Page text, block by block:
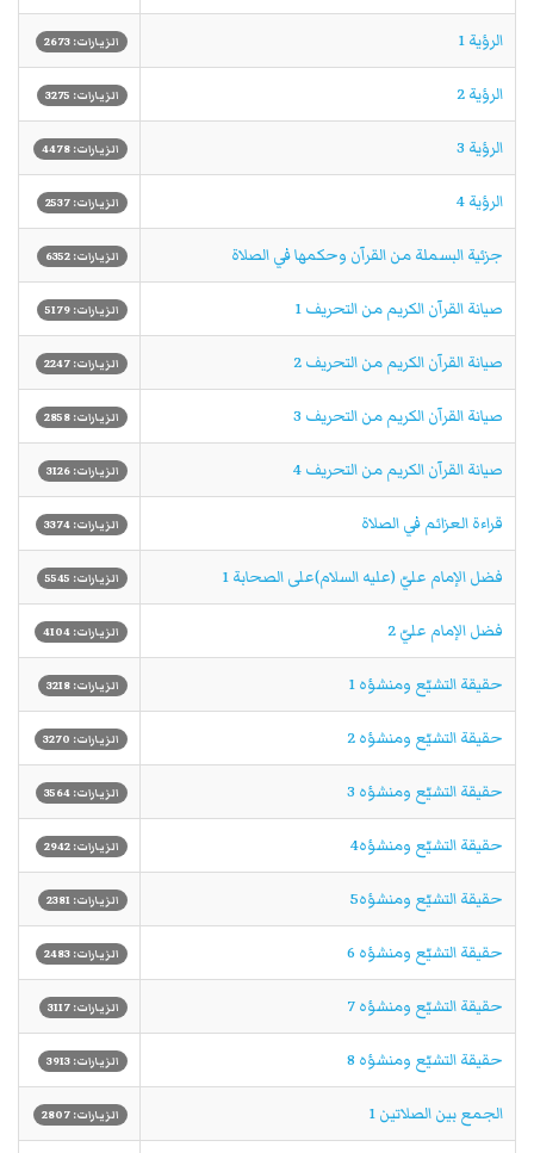
الرؤية 1 الزيارات: 2673
الرؤية 2 الزيارات: 3275
الرؤية 3 الزيارات: 4478
الرؤية 4 الزيارات: 2537
جزئية البسملة من القرآن وحكمها في الصلاة الزيارات: 6352
صيانة القرآن الكريم من التحريف 1 الزيارات: 5179
صيانة القرآن الكريم من التحريف 2 الزيارات: 2247
صيانة القرآن الكريم من التحريف 3 الزيارات: 2858
صيانة القرآن الكريم من التحريف 4 الزيارات: 3126
قراءة العزائم في الصلاة الزيارات: 3374
فضل الإمام عليّ (عليه السلام)على الصحابة 1 الزيارات: 5545
فضل الإمام عليّ 2 الزيارات: 4104
حقيقة التشيّع ومنشؤه 1 الزيارات: 3218
حقيقة التشيّع ومنشؤه 2 الزيارات: 3270
حقيقة التشيّع ومنشؤه 3 الزيارات: 3564
حقيقة التشيّع ومنشؤه4 الزيارات: 2942
حقيقة التشيّع ومنشؤه5 الزيارات: 2381
حقيقة التشيّع ومنشؤه 6 الزيارات: 2483
حقيقة التشيّع ومنشؤه 7 الزيارات: 3117
حقيقة التشيّع ومنشؤه 8 الزيارات: 3913
الجمع بين الصلاتين 1 الزيارات: 2807